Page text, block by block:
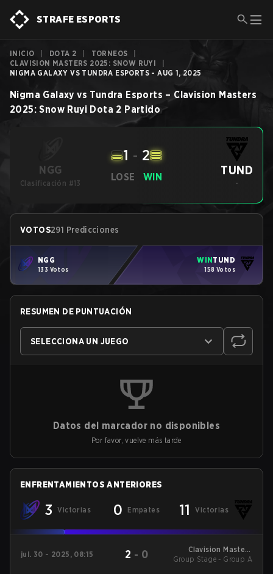
STRAFE ESPORTS
INICIO DOTA 2 TORNEOS
CLAVISION MASTERS 2025: SNOW RUYI
NIGMA GALAXY VS TUNDRA ESPORTS - AUG 1, 2025
Nigma Galaxy vs Tundra Esports – Clavision Masters
2025: Snow Ruyi Dota 2 Partido
NGG
Clasificación #13
LOSE
1 - 2
WIN TUND
-
VOTOS291 Predicciones
NGG
133 Votos
WINTUND
158 Votos
RESUMEN DE PUNTUACIÓN
SELECCIONA UN JUEGO
Datos del marcador no disponibles
Por favor, vuelve más tarde
ENFRENTAMIENTOS ANTERIORES
3 Victorias 0 Empates 11 Victorias
jul. 30 - 2025, 08:15 2 - 0
Clavision Masters
2025: Snow Ruyi
Group Stage - Group A